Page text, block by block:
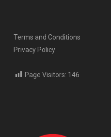
Terms and Conditions
Privacy Policy
Page Visitors: 146